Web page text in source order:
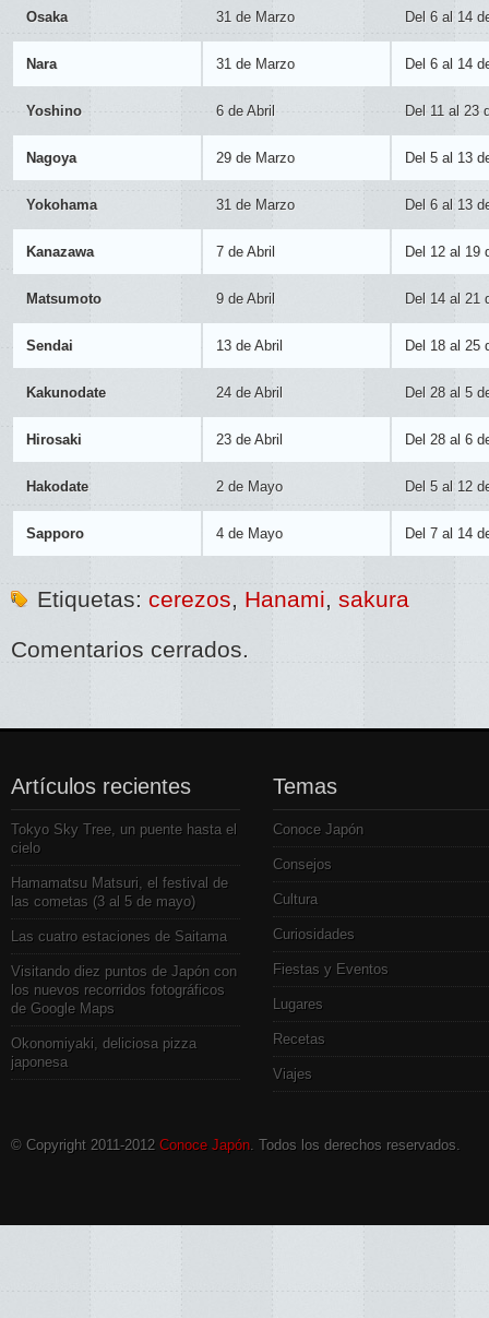
Osaka 31 de Marzo Del 6 al 14
Nara 31 de Marzo Del 6 al 14
Yoshino 6 de Abril Del 11 al 23
Nagoya 29 de Marzo Del 5 al 13
Yokohama 31 de Marzo Del 6 al 13
Kanazawa 7 de Abril Del 12 al 19
Matsumoto 9 de Abril Del 14 al 21
Sendai 13 de Abril Del 18 al 25
Kakunodate 24 de Abril Del 28 al 5
Hirosaki 23 de Abril Del 28 al 6
Hakodate 2 de Mayo Del 5 al 12
Sapporo 4 de Mayo Del 7 al 14
Etiquetas: cerezos, Hanami, sakura
Comentarios cerrados.
Artículos recientes
Tokyo Sky Tree, un puente hasta el
cielo
Hamamatsu Matsuri, el festival de
las cometas (3 al 5 de mayo)
Las cuatro estaciones de Saitama
Visitando diez puntos de Japón con
los nuevos recorridos fotográficos
de Google Maps
Okonomiyaki, deliciosa pizza
japonesa
Temas
Conoce Japón
Consejos
Cultura
Curiosidades
Fiestas y Eventos
Lugares
Recetas
Viajes
© Copyright 2011-2012 Conoce Japón. Todos los derechos reservados.